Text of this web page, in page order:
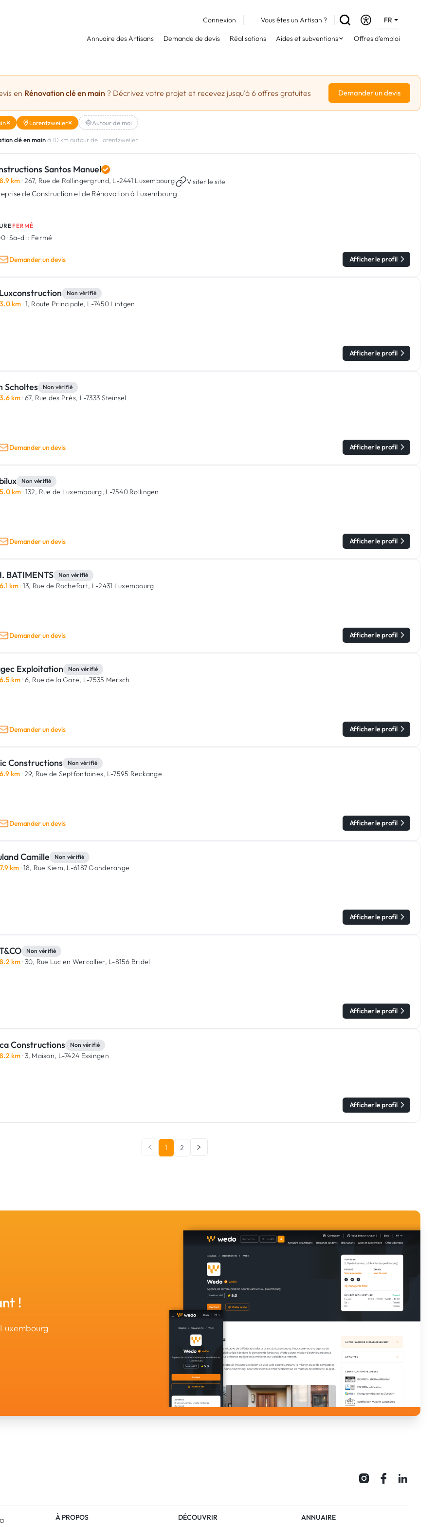
Connexion Vous êtes un Artisan ?
FR
Annuaire des Artisans Demande de devis Réalisations Aides et subventions Offres d'emploi
en Rénovation clé en main ? Décrivez votre projet et recevez jusqu'à 6 offres gratuites Demander un devis
Lorentzweiler Autour de moi
clé en mainà 10 km autour de Lorentzweiler
Santos Manuel
8.9 km · 267, Rue de Rollingergrund, L-2441 Luxembourg· Visiter le site
de Construction et de Rénovation à Luxembourg
FERMÉ
·Sa-di : Fermé
Demander un devis Afficher le profil
Non vérifié
3.0 km · 1, Route Principale, L-7450 Lintgen
Afficher le profil
Scholtes Non vérifié
3.6 km · 67, Rue des Prés, L-7333 Steinsel
Demander un devis Afficher le profil
Non vérifié
5.0 km · 132, Rue de Luxembourg, L-7540 Rollingen
Demander un devis Afficher le profil
BATIMENTS Non vérifié
6.1 km · 13, Rue de Rochefort, L-2431 Luxembourg
Demander un devis Afficher le profil
Exploitation Non vérifié
6.5 km · 6, Rue de la Gare, L-7535 Mersch
Demander un devis Afficher le profil
Constructions Non vérifié
6.9 km · 29, Rue de Septfontaines, L-7595 Reckange
Demander un devis Afficher le profil
Camille Non vérifié
7.9 km · 18, Rue Kiem, L-6187 Gonderange
Afficher le profil
Non vérifié
8.2 km · 30, Rue Lucien Wercollier, L-8156 Bridel
Afficher le profil
Constructions Non vérifié
8.2 km · 3, Maison, L-7424 Essingen
Afficher le profil
1 2
!
À PROPOS DÉCOUVRIR ANNUAIRE